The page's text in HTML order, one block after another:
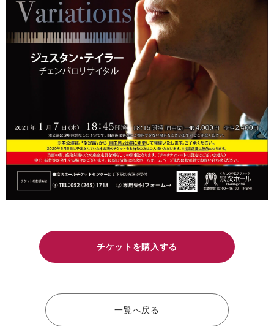
チケットを購入する
一覧へ戻る